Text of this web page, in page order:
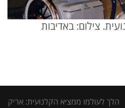
צילום: באדיבות
הלך לעולמו ממציא הקלנועית: אריק